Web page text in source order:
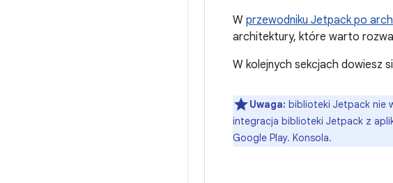
W przewodniku Jetpack po
architektury, które warto
W kolejnych sekcjach dowiesz
Uwaga: biblioteki Jetpack nie
integracja biblioteki Jetpack z
Google Play. Konsola.